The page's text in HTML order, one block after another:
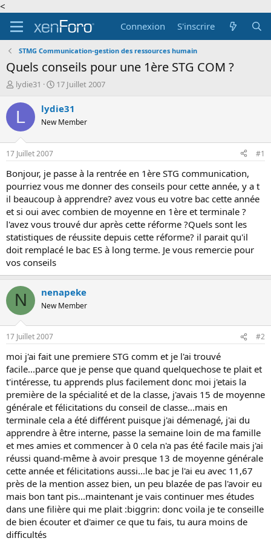
<
Connexion
S'inscrire
STMG Communication-gestion des ressources humain
Quels conseils pour une 1ère STG COM ?
A
t
r
d
e
l
d
i
s
c
u
s
i
n
lydie31
D
t
d
é
b
t
17 Juillet 2007
L lydie31
New Member
17 Juillet 2007 #1
Bonjour, je passe à la rentrée en 1ère STG communication,
pourriez vous me donner des conseils pour cette année, y a t
il beaucoup à apprendre? avez vous eu votre bac cette année
et si oui avec combien de moyenne en 1ère et terminale ?
l'avez vous trouvé dur après cette réforme ?Quels sont les
statistiques de réussite depuis cette réforme? il parait qu'il
doit remplacé le bac ES à long terme. Je vous remercie pour
vos conseils
N nenapeke
New Member
17 Juillet 2007 #2
moi j'ai fait une premiere STG comm et je l'ai trouvé
facile...parce que je pense que quand quelquechose te plait et
t'intéresse, tu apprends plus facilement donc moi j'etais la
première de la spécialité et de la classe, j'avais 15 de moyenne
générale et félicitations du conseil de classe...mais en
terminale cela a été différent puisque j'ai démenagé, j'ai du
apprendre à être interne, passe la semaine loin de ma famille
et mes amies et commencer à 0 cela n'a pas été facile mais j'ai
réussi quand-même à avoir presque 13 de moyenne générale
cette année et félicitations aussi...le bac je l'ai eu avec 11,67
près de la mention assez bien, un peu blazée de pas l'avoir eu
mais bon tant pis...maintenant je vais continuer mes études
dans une filière qui me plait :biggrin: donc voila je te conseille
de bien écouter et d'aimer ce que tu fais, tu aura moins de
difficultés